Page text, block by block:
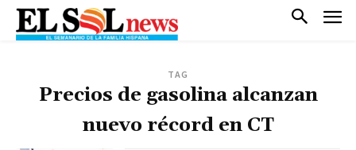
TAG
Precios de gasolina alcanzan
nuevo récord en CT